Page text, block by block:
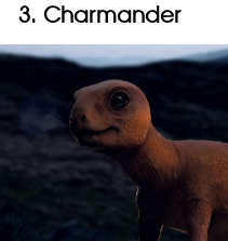
3. Charmander